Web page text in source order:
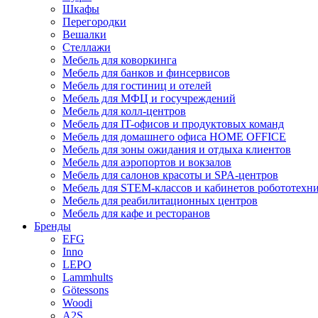
Шкафы
Перегородки
Вешалки
Стеллажи
Мебель для коворкинга
Мебель для банков и финсервисов
Мебель для гостиниц и отелей
Мебель для МФЦ и госучреждений
Мебель для колл-центров
Мебель для IT-офисов и продуктовых команд
Мебель для домашнего офиса HOME OFFICE
Мебель для зоны ожидания и отдыха клиентов
Мебель для аэропортов и вокзалов
Мебель для салонов красоты и SPA-центров
Мебель для STEM-классов и кабинетов
Мебель для реабилитационных центров
Мебель для кафе и ресторанов
Бренды
EFG
Inno
LEPO
Lammhults
Götessons
Woodi
A2S